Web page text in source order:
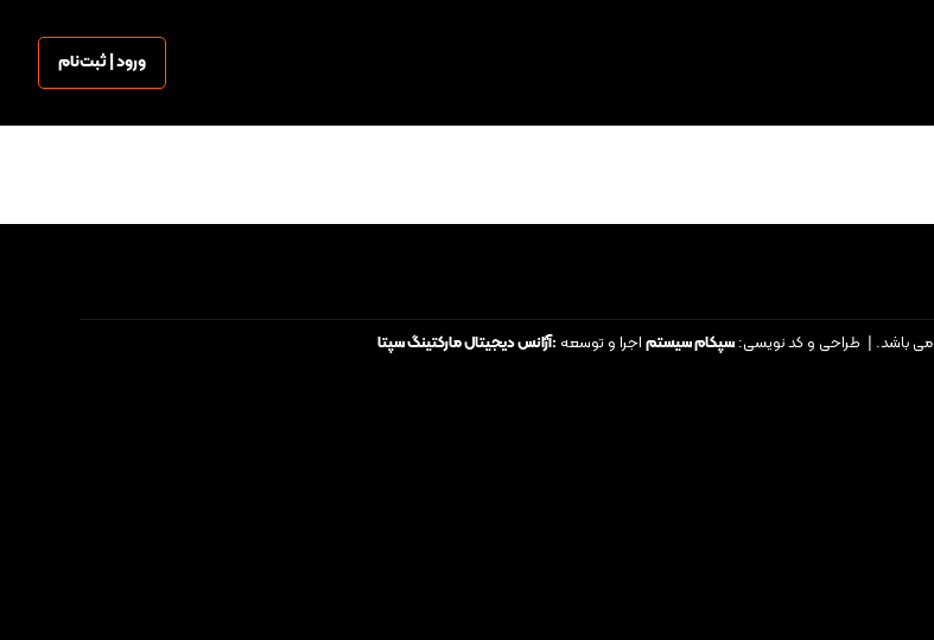
ورود | ثبت‌نام
می باشد. | طراحی و کد نویسی: سپکام سیستم اجرا و توسعه :آژانس دیجیتال مارکتینگ سپتا